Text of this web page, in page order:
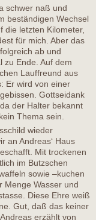
schwer naß und
beständigen Wechsel
die letzten Kilometer,
für mich. Aber das
ab und
zu Ende. Auf dem
Lauffreund aus
Er wird von einer
Gottseidank
der Halter bekannt
Thema sein.
wieder
an Andreas‘ Haus
Mit trockenen
im Butzschen
sowie –kuchen
Menge Wasser und
Diese Ehre weiß
Gut, daß das keiner
erzählt von